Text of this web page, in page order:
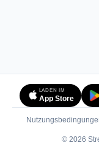
LADEN IM
App Store
© 2026